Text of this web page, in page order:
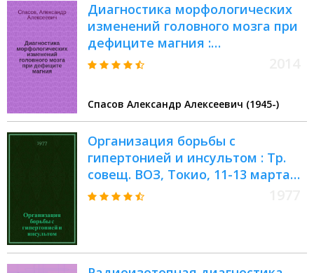
Диагностика морфологических
изменений головного мозга при
дефиците магния :
методические рекомендации =
magnesium deficiency
Спасов Александр Алексеевич (1945-)
Организация борьбы с
гипертонией и инсультом : Тр.
совещ. ВОЗ, Токио, 11-13 марта
1974 г. : Пер. с англ.